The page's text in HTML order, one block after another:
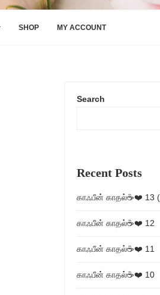
SHOP MY ACCOUNT
Search
Recent Posts
காஃபீன் காதல்☕❤️ 13
காஃபீன் காதல்☕❤️ 12
காஃபீன் காதல்☕❤️ 11
காஃபீன் காதல்☕❤️ 10